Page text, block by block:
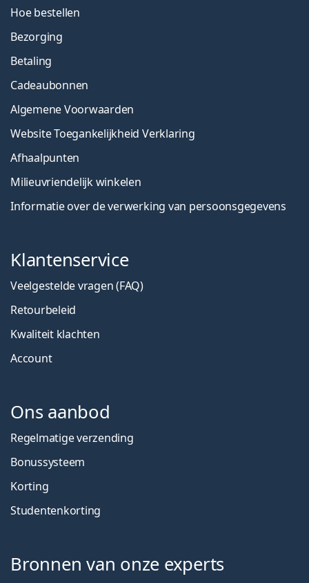
Hoe bestellen
Bezorging
Betaling
Cadeaubonnen
Algemene Voorwaarden
Website Toegankelijkheid Verklaring
Afhaalpunten
Milieuvriendelijk winkelen
Informatie over de verwerking van persoonsgegevens
Klantenservice
Veelgestelde vragen (FAQ)
Retourbeleid
Kwaliteit klachten
Account
Ons aanbod
Regelmatige verzending
Bonussysteem
Korting
Studentenkorting
Bronnen van onze experts